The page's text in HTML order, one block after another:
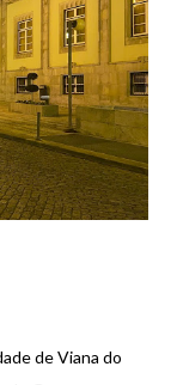
de Viana do